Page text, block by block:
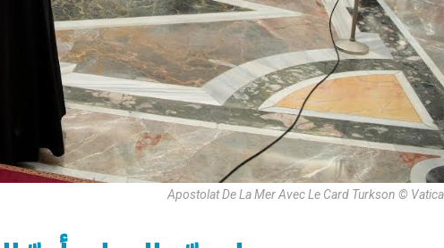
Apostolat De La Mer Avec Le Card Turkson ©